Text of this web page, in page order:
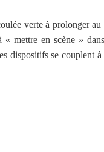
verte à prolonger
mettre en scène »
dispositifs se couplent